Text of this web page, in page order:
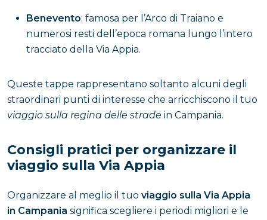
Benevento: famosa per l’Arco di Traiano e
numerosi resti dell’epoca romana lungo l’intero
tracciato della Via Appia.
Queste tappe rappresentano soltanto alcuni degli
straordinari punti di interesse che arricchiscono il tuo
viaggio sulla regina delle strade in Campania.
Consigli pratici per organizzare il
viaggio sulla Via Appia
Organizzare al meglio il tuo viaggio sulla Via Appia
in Campania significa scegliere i periodi migliori e le